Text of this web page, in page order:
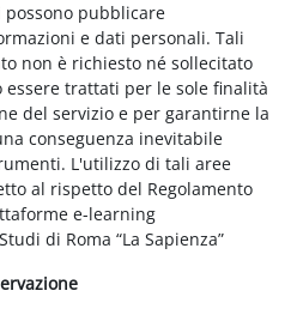
pubblicare
e dati personali. Tali
non è richiesto né sollecitato
essere trattati per le sole finalità
del servizio e per garantirne la
conseguenza inevitabile
L'utilizzo di tali aree
al rispetto del Regolamento
e-learning
di Roma “La Sapienza”